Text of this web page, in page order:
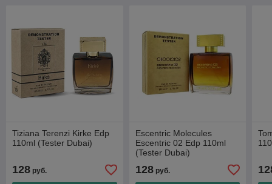
Tiziana Terenzi Kirke Edp
110ml (Tester Dubai)
128 руб.
Escentric Molecules
Escentric 02 Edp 110ml
(Tester Dubai)
128руб.